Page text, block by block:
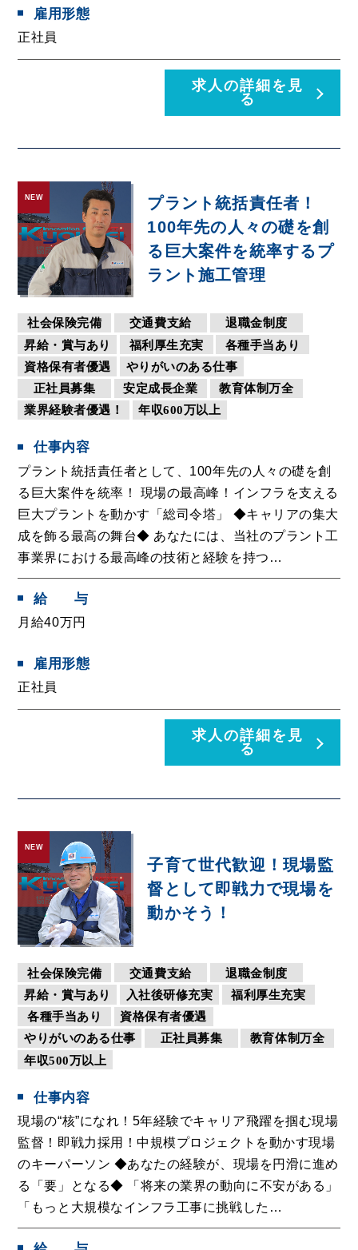
雇用形態
正社員
求人の詳細を見
る
NEW
プラント統括責任者！
100年先の人々の礎を創
る巨大案件を統率するプ
ラント施工管理
社会保険完備 交通費支給
退職金制度
昇給・賞与あり
福利厚生充実
各種手当あり
資格保有者優遇
やりがいのある仕事
正社員募集
安定成長企業
教育体制万全
業界経験者優遇！
年収600万以上
仕事内容
プラント統括責任者として、100年先の人々の礎を創
る巨大案件を統率！ 現場の最高峰！インフラを支える
巨大プラントを動かす「総司令塔」 ◆キャリアの集大
成を飾る最高の舞台◆ あなたには、当社のプラント工
事業界における最高峰の技術と経験を持つ…
給与
月給40万円
雇用形態
正社員
求人の詳細を見
る
NEW
子育て世代歓迎！現場監
督として即戦力で現場を
動かそう！
社会保険完備 交通費支給
退職金制度
昇給・賞与あり
入社後研修充実
福利厚生充実
各種手当あり
資格保有者優遇
やりがいのある仕事
正社員募集
教育体制万全
年収500万以上
仕事内容
現場の“核”になれ！5年経験でキャリア飛躍を掴む現場
監督！即戦力採用！中規模プロジェクトを動かす現場
のキーパーソン ◆あなたの経験が、現場を円滑に進め
る「要」となる◆ 「将来の業界の動向に不安がある」
「もっと大規模なインフラ工事に挑戦した…